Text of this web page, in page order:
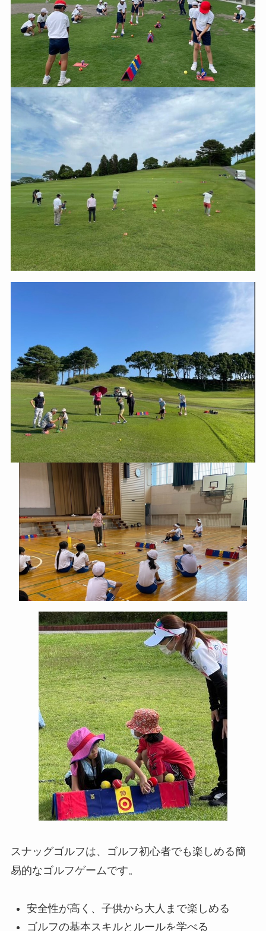
スナッグゴルフは、ゴルフ初心者でも楽しめる簡
易的なゴルフゲームです。
安全性が高く、子供から大人まで楽しめる
ゴルフの基本スキルとルールを学べる